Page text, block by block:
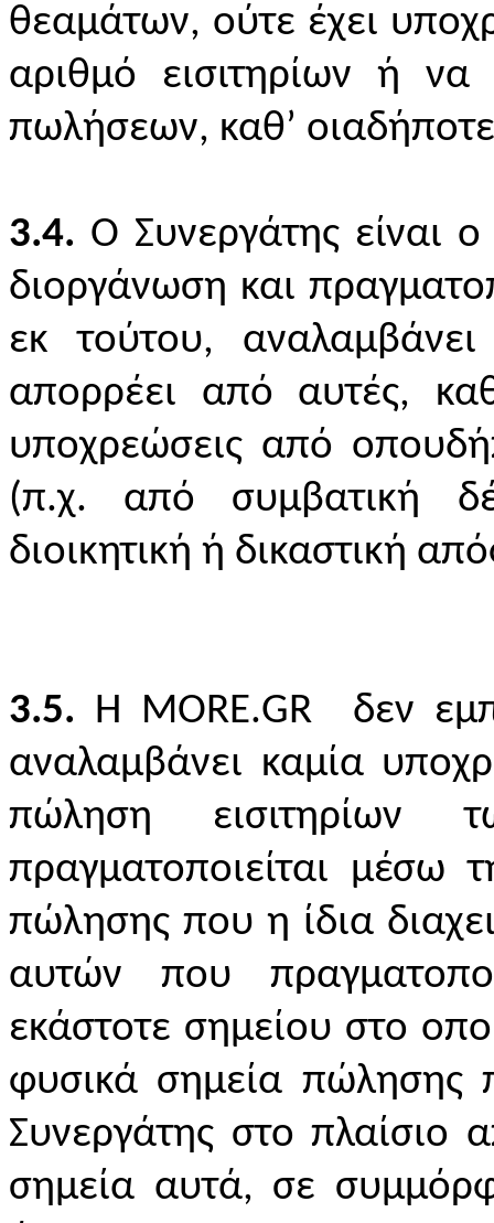
θεαμάτων, ούτε έχει
αριθμό εισιτηρίων ή να
πωλήσεων, καθ’
3.4. O Συνεργάτης είναι
διοργάνωση και
εκ τούτου,
απορρέει από αυτές,
υποχρεώσεις από
(π.χ. από συμβατική
διοικητική ή δικαστική
3.5. Η MORE.GR δεν
αναλαμβάνει καμία
πώληση
πραγματοποιείται μέσω
πώλησης που η ίδια
αυτών που
εκάστοτε σημείου στο
φυσικά σημεία πώλησης
Συνεργάτης στο πλαίσιο
σημεία αυτά, σε